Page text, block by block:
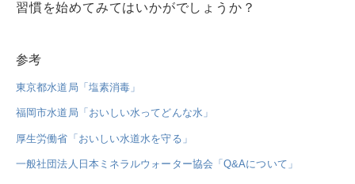
習慣を始めてみてはいかがでしょうか？
参考
東京都水道局「塩素消毒」
福岡市水道局「おいしい水ってどんな水」
厚生労働省「おいしい水道水を守る」
一般社団法人日本ミネラルウォーター協会「Q&Aについて」